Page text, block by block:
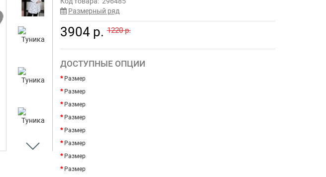
Размерный ряд
3904 р. 1220 р.
ДОСТУПНЫЕ ОПЦИИ
Размер
Размер
Размер
Размер
Размер
Размер
Размер
Размер